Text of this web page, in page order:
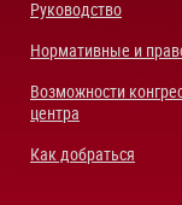
Руководство
Нормативные и
Возможности
центра
Как добраться